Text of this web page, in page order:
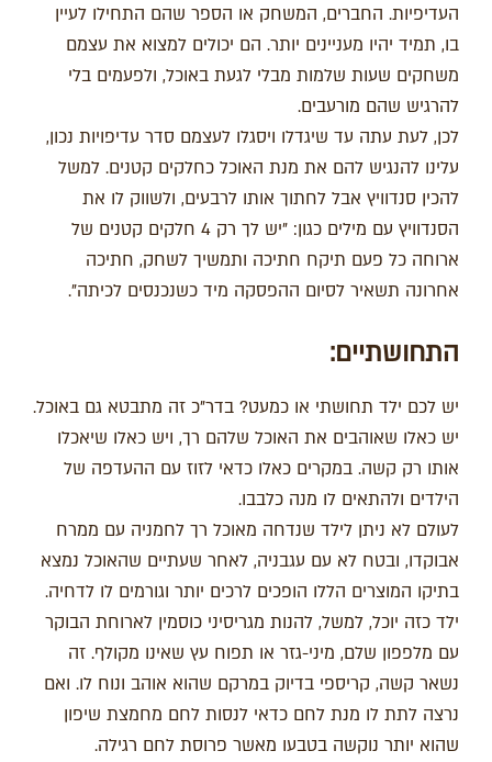
העדיפיות. החברים, המשחק או הספר שהם התחילו לעיין
בו, תמיד יהיו מעניינים יותר. הם יכולים למצוא את עצמם
משחקים שעות שלמות מבלי לגעת באוכל, ולפעמים בלי
להרגיש שהם מורעבים.
לכן, לעת עתה עד שיגדלו ויסגלו לעצמם סדר עדיפויות נכון,
עלינו להנגיש להם את מנת האוכל כחלקים קטנים. למשל
להכין סנדוויץ אבל לחתוך אותו לרבעים, ולשווק לו את
הסנדוויץ עם מילים כגון: "יש לך רק 4 חלקים קטנים של
ארוחה כל פעם תיקח חתיכה ותמשיך לשחק, חתיכה
אחרונה תשאיר לסיום ההפסקה מיד כשנכנסים לכיתה".
התחושתיים:
יש לכם ילד תחושתי או כמעט? בדר"כ זה מתבטא גם באוכל.
יש כאלו שאוהבים את האוכל שלהם רך, ויש כאלו שיאכלו
אותו רק קשה. במקרים כאלו כדאי לזוז עם ההעדפה של
הילדים ולהתאים לו מנה כלבבו.
לעולם לא ניתן לילד שנדחה מאוכל רך לחמניה עם ממרח
אבוקדו, ובטח לא עם עגבניה, לאחר שעתיים שהאוכל נמצא
בתיקו המוצרים הללו הופכים לרכים יותר וגורמים לו לדחיה.
ילד כזה יוכל, למשל, להנות מגריסיני כוסמין לארוחת הבוקר
עם מלפפון שלם, מיני-גזר או תפוח עץ שאינו מקולף. זה
נשאר קשה, קריספי בדיוק במרקם שהוא אוהב ונוח לו. ואם
נרצה לתת לו מנת לחם כדאי לנסות לחם מחמצת שיפון
שהוא יותר נוקשה בטבעו מאשר פרוסת לחם רגילה.